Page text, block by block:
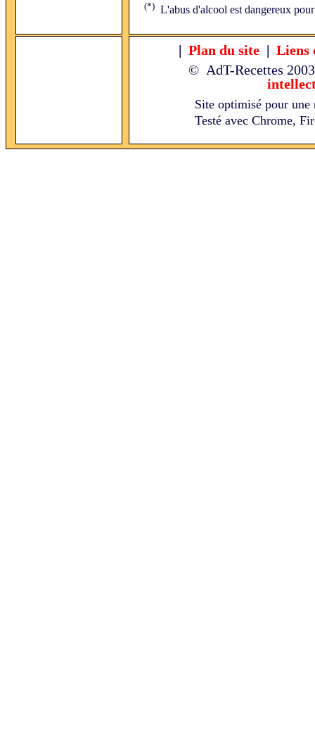
(*) L'abus d'alcool est dangereux
| Plan du site | Liens
© AdT-Recettes
Site optimisé pour
Testé avec Chrome,